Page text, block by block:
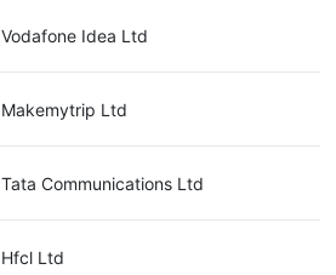
Vodafone Idea Ltd
Makemytrip Ltd
Tata Communications Ltd
Hfcl Ltd